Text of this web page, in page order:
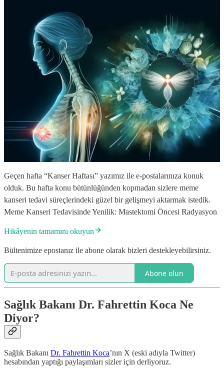
Geçen hafta “Kanser Haftası” yazımız ile e-postalarınıza konuk
olduk. Bu hafta konu bütünlüğünden kopmadan sizlere meme
kanseri tedavi süreçlerindeki güzel bir gelişmeyi aktarmak istedik.
Meme Kanseri Tedavisinde Yenilik: Mastektomi Öncesi Radyasyon
Hikâyenin tamamını okuyun
Bültenimize epostanız ile abone olarak bizleri destekleyebilirsiniz.
Abone olun
Sağlık Bakanı Dr. Fahrettin Koca Ne
Diyor?
Sağlık Bakanı Dr. Fahrettin Koca’nın X (eski adıyla Twitter)
hesabından yaptığı paylaşımları sizler için derliyoruz.